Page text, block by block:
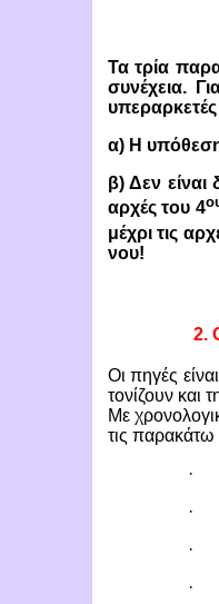
Τα τρία
συνέχεια.
υπεραρκετές
α) Η υπόθεση
β) Δεν
αρχές του 4
μέχρι τις
νου!
2.
Οι πηγές
τονίζουν και
Με
τις παρακάτω
·
·
·
·